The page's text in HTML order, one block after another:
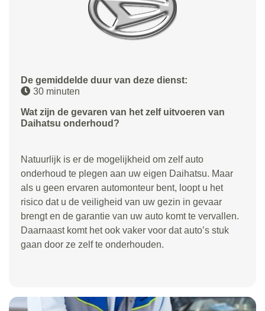
De gemiddelde duur van deze dienst:
30 minuten
Wat zijn de gevaren van het zelf uitvoeren van
Daihatsu onderhoud?
Natuurlijk is er de mogelijkheid om zelf auto
onderhoud te plegen aan uw eigen Daihatsu. Maar
als u geen ervaren automonteur bent, loopt u het
risico dat u de veiligheid van uw gezin in gevaar
brengt en de garantie van uw auto komt te vervallen.
Daarnaast komt het ook vaker voor dat auto’s stuk
gaan door ze zelf te onderhouden.